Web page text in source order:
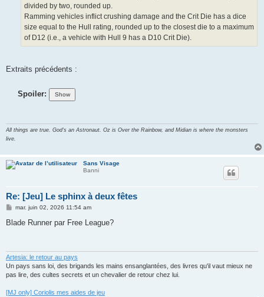
divided by two, rounded up.
Ramming vehicles inflict crushing damage and the Crit Die has a dice
size equal to the Hull rating, rounded up to the closest die to a maximum
of D12 (i.e., a vehicle with Hull 9 has a D10 Crit Die).
Extraits précédents :
Spoiler:
All things are true. God's an Astronaut. Oz is Over the Rainbow, and Midian is where the monsters
live.
Sans Visage
Banni
Re: [Jeu] Le sphinx à deux fêtes
M
s
mar. juin 02, 2026 11:54 am
Blade Runner par Free League?
Artesia: le retour au pays
Un pays sans loi, des brigands les mains ensanglantées, des livres qu'il vaut mieux ne
pas lire, des cultes secrets et un chevalier de retour chez lui.
[MJ only] Coriolis mes aides de jeu